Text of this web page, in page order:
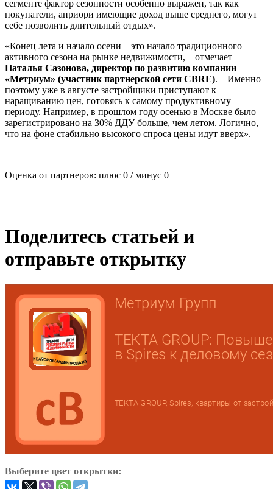
сегменте фактор сезонности особенно выражен, так как
покупатели, априори имеющие доход выше среднего, могут
себе позволить длительный отдых».
«Конец лета и начало осени – это начало традиционного
активного сезона на рынке недвижимости, – отмечает
Наталья Сазонова, директор по развитию компании
«Метриум» (участник партнерской сети CBRE). – Именно
поэтому уже в августе застройщики приступают к
наращиванию цен, готовясь к самому продуктивному
периоду. Например, в прошлом году осенью в Москве было
зарегистрировано на 30% ДДУ больше, чем летом. Логично,
что на фоне стабильно высокого спроса цены идут вверх».
Оценка от партнеров: плюс 0 / минус 0
Поделитесь статьей и
отправьте открытку
Выберите цвет открытки: